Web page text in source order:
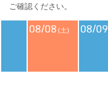
ご確認ください。
08/08 (土) 08/09